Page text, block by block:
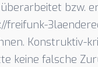
bzw.
freifunk-
Konstruktiv-
keine falsche